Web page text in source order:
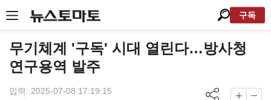
구독
무기쳬계 '구독' 시대 열린다…방사청
연구용역 발주
입력: 2025-07-08 17:19:15